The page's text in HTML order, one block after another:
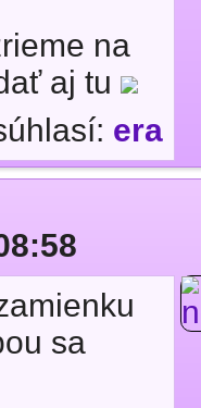
na
aj tu
era
sa